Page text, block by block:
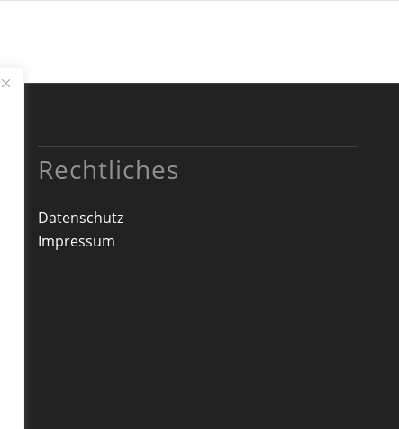
Rechtliches
Datenschutz
Impressum